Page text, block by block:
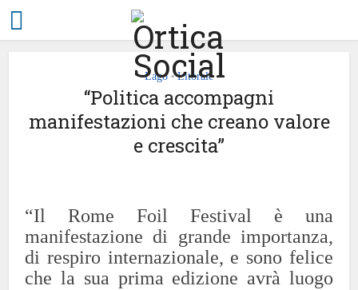
Lago • Litorale
“Politica accompagni
manifestazioni che creano valore
e crescita”
“Il Rome Foil Festival è una
manifestazione di grande importanza,
di respiro internazionale, e sono felice
che la sua prima edizione avrà luogo